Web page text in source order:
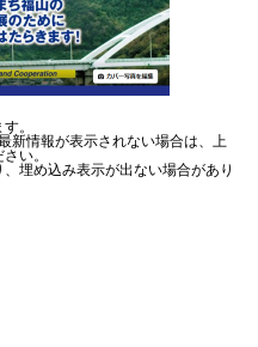
。
新情報が表示されない場合は、上
い。
埋め込み表示が出ない場合があり